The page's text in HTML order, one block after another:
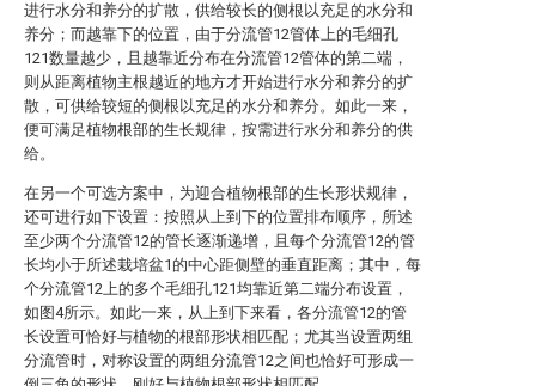
进行水分和养分的扩散，供给较长的侧根以充足的水分和
养分；而越靠下的位置，由于分流管12管体上的毛细孔
121数量越少，且越靠近分布在分流管12管体的第二端，
则从距离植物主根越近的地方才开始进行水分和养分的扩
散，可供给较短的侧根以充足的水分和养分。如此一来，
便可满足植物根部的生长规律，按需进行水分和养分的供
给。
在另一个可选方案中，为迎合植物根部的生长形状规律，
还可进行如下设置：按照从上到下的位置排布顺序，所述
至少两个分流管12的管长逐渐递增，且每个分流管12的管
长均小于所述栽培盆1的中心距侧壁的垂直距离；其中，每
个分流管12上的多个毛细孔121均靠近第二端分布设置，
如图4所示。如此一来，从上到下来看，各分流管12的管
长设置可恰好与植物的根部形状相匹配；尤其当设置两组
分流管时，对称设置的两组分流管12之间也恰好可形成一